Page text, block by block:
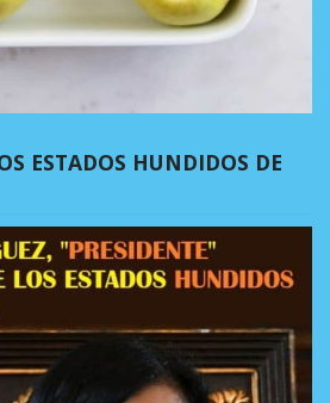
ESTADOS HUNDIDOS DE